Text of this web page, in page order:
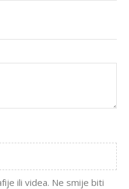
ili videa. Ne smije biti